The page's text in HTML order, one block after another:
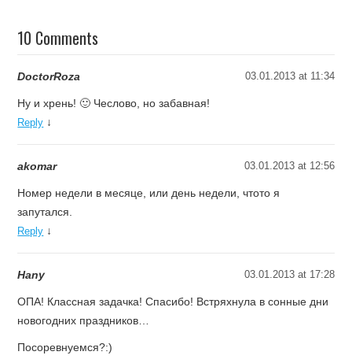
10 Comments
DoctorRoza 03.01.2013 at 11:34
Ну и хрень! 🙂 Чеслово, но забавная!
Reply ↓
akomar 03.01.2013 at 12:56
Номер недели в месяце, или день недели, чтото я
запутался.
Reply ↓
Hany 03.01.2013 at 17:28
ОПА! Классная задачка! Спасибо! Встряхнула в сонные дни
новогодних праздников…
Посоревнуемся?:)